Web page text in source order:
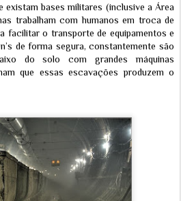
existam bases militares (inclusive a Área
trabalham com humanos em troca de
facilitar o transporte de equipamentos e
de forma segura, constantemente são
do solo com grandes máquinas
que essas escavações produzem o